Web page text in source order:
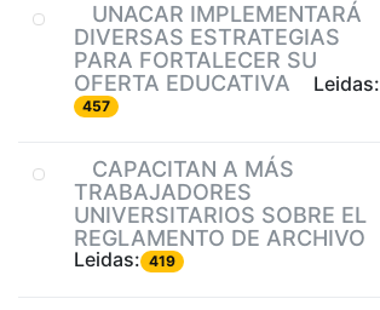
UNACAR IMPLEMENTARÁ
DIVERSAS ESTRATEGIAS
PARA FORTALECER SU
OFERTA EDUCATIVA
Leidas:
457
CAPACITAN A MÁS
TRABAJADORES
UNIVERSITARIOS SOBRE EL
REGLAMENTO DE ARCHIVO
Leidas: 419